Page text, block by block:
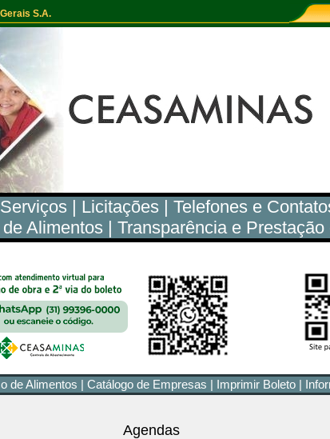
S.A.
Serviços | Licitações| Telefones e
Alimentos | Transparência e
de Alimentos | Catálogo de Empresas | Imprimir Boleto |
Agendas